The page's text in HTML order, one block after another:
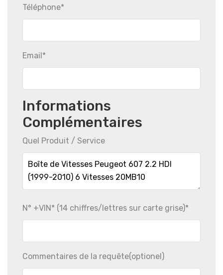
Téléphone*
Email*
Informations
Complémentaires
Quel Produit / Service
N° +VIN* (14 chiffres/lettres sur carte grise)*
Commentaires de la requête(optionel)